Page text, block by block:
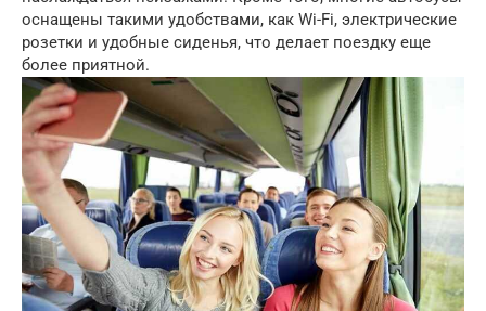
оснащены такими удобствами, как Wi-Fi, электрические
розетки и удобные сиденья, что делает поездку еще
более приятной.